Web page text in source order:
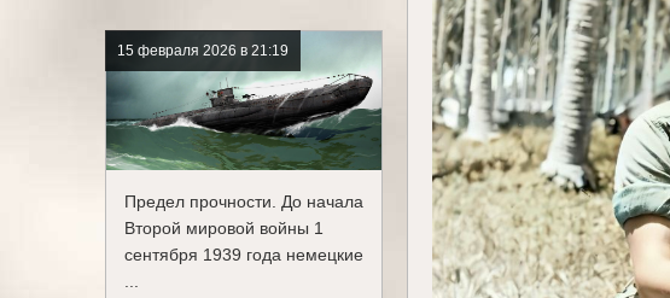
15 февраля 2026 в 21:19
Предел прочности. До начала
Второй мировой войны 1
сентября 1939 года немецкие